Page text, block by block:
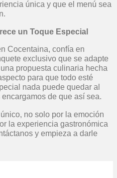
única y que el menú sea
un Toque Especial
Cocentaina, confía en
exclusivo que se adapte
propuesta culinaria hecha
para que todo esté
nada puede quedar al
de que así sea.
no solo por la emoción
la experiencia gastronómica
y empieza a darle